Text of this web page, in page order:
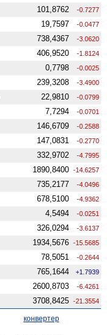
101,8762 -0.7277
19,7597 -0.0477
738,4367 -3.0620
406,9520 -1.8124
0,7798 -0.0025
239,3208 -3.4900
22,9810 -0.0799
7,7294 -0.0701
146,6709 -0.2588
147,0831 -0.2770
332,9702 -4.7995
1890,8400 -14.6257
735,2177 -4.0496
678,5100 -4.9362
4,5494 -0.0251
326,0294 -3.6137
1934,5676 -15.5685
78,5051 -0.2644
765,1644 +1.7939
2600,8703 -6.4261
3708,8425 -21.3554
конвертер